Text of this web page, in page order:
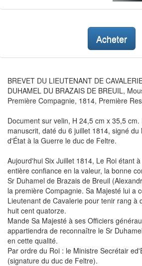
Acheter
BREVET DU LIEUTENANT DE
DUHAMEL DU BRAZAIS DE BREUIL,
Première Compagnie, 1814, Première
Document sur velin, H 24,5 cm x 35,5
manuscrit, daté du 6 juillet 1814, signé
d'État à la Guerre le duc de Feltre.
Aujourd'hui Six Juillet 1814, Le Roi étant
entière confiance en la valeur, la bonne
Sr Duhamel de Brazais de Breuil
la première Compagnie. Sa Majesté lui a
Lieutenant de Cavalerie pour tenir rang à
huit cent quatorze.
Mande Sa Majesté à ses Officiers
appartiendra de reconnaître le Sr
en cette qualité.
Par ordre du Roi : le Ministre Secrétair
(signature du duc de Feltre).